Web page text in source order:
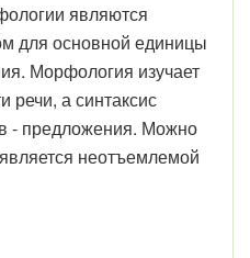
являются
для основной единицы
Морфология изучает
речи, а синтаксис
- предложения. Можно
неотъемлемой